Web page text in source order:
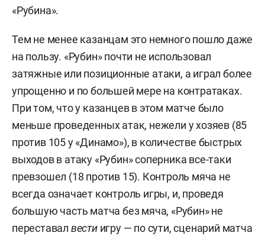
«Рубина».
Тем не менее казанцам это немного пошло даже
на пользу. «Рубин» почти не использовал
затяжные или позиционные атаки, а играл более
упрощенно и по большей мере на контратаках.
При том, чтоу казанцев в этом матче было
меньше проведенных атак, нежели у хозяев (85
против 105 у «Динамо»), в количестве быстрых
выходов в атаку «Рубин» соперника все-таки
превзошел (18 против 15). Контроль мяча не
всегда означает контроль игры, и, проведя
большую часть матча без мяча, «Рубин» не
переставал вести игру — по сути, сценарий матча